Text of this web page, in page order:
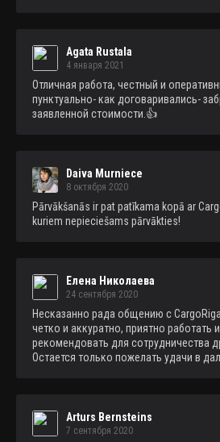
Agata Rustala
4 января 2021
Отличная работа, честный и
пунктуально- как договаривались-
заявленной стоимости.👍
Daiva Murniece
8 октября 2020
Pārvākšanās ir pat patīkama kopā ar
kuriem nepieciešams pārvākties!
Елена Николаева
24 сентября 2020
Несказанно рада общению с
четко и аккуратно, приятно работать
рекомендовать для сотрудничества
Остается только пожелать удачи в
Arturs Bernsteins
7 сентября 2020